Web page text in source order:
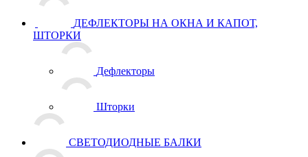
ДЕФЛЕКТОРЫ НА ОКНА И КАПОТ,
ШТОРКИ
Дефлекторы
Шторки
СВЕТОДИОДНЫЕ БАЛКИ